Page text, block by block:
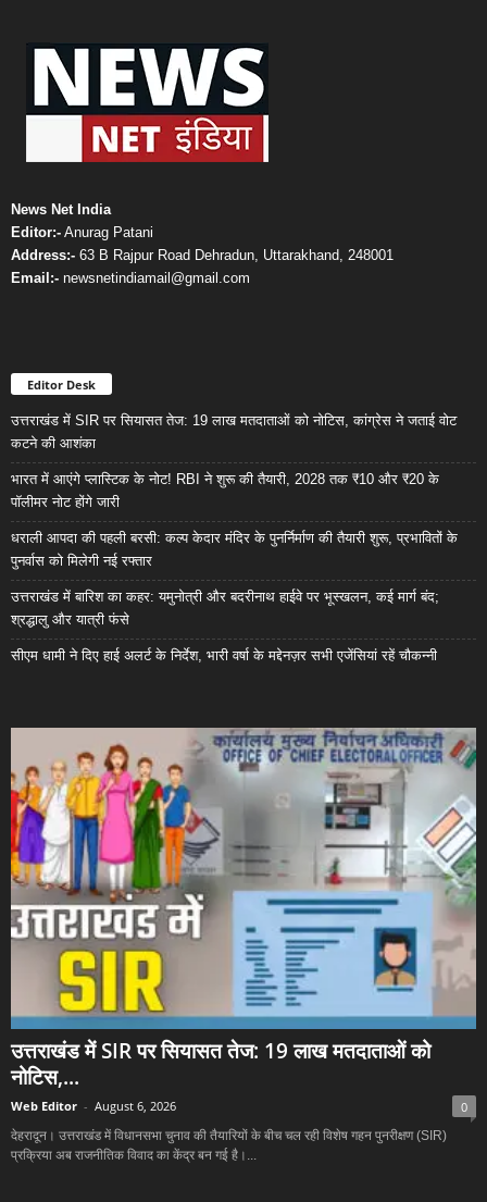
News Net India
Editor:- Anurag Patani
Address:- 63 B Rajpur Road Dehradun, Uttarakhand, 248001
Email:- newsnetindiamail@gmail.com
Editor Desk
उत्तराखंड में SIR पर सियासत तेज: 19 लाख मतदाताओं को नोटिस, कांग्रेस ने जताई वोट
कटने की आशंका
भारत में आएंगे प्लास्टिक के नोट! RBI ने शुरू की तैयारी, 2028 तक ₹10 और ₹20 के
पॉलीमर नोट होंगे जारी
धराली आपदा की पहली बरसी: कल्प केदार मंदिर के पुनर्निर्माण की तैयारी शुरू, प्रभावितों के
पुनर्वास को मिलेगी नई रफ्तार
उत्तराखंड में बारिश का कहर: यमुनोत्री और बदरीनाथ हाईवे पर भूस्खलन, कई मार्ग बंद;
श्रद्धालु और यात्री फंसे
सीएम धामी ने दिए हाई अलर्ट के निर्देश, भारी वर्षा के मद्देनज़र सभी एजेंसियां रहें चौकन्नी
उत्तराखंड में SIR पर सियासत तेज: 19 लाख मतदाताओं को
नोटिस,...
Web Editor - August 6, 2026 0
देहरादून। उत्तराखंड में विधानसभा चुनाव की तैयारियों के बीच चल रही विशेष गहन पुनरीक्षण (SIR)
प्रक्रिया अब राजनीतिक विवाद का केंद्र बन गई है।...